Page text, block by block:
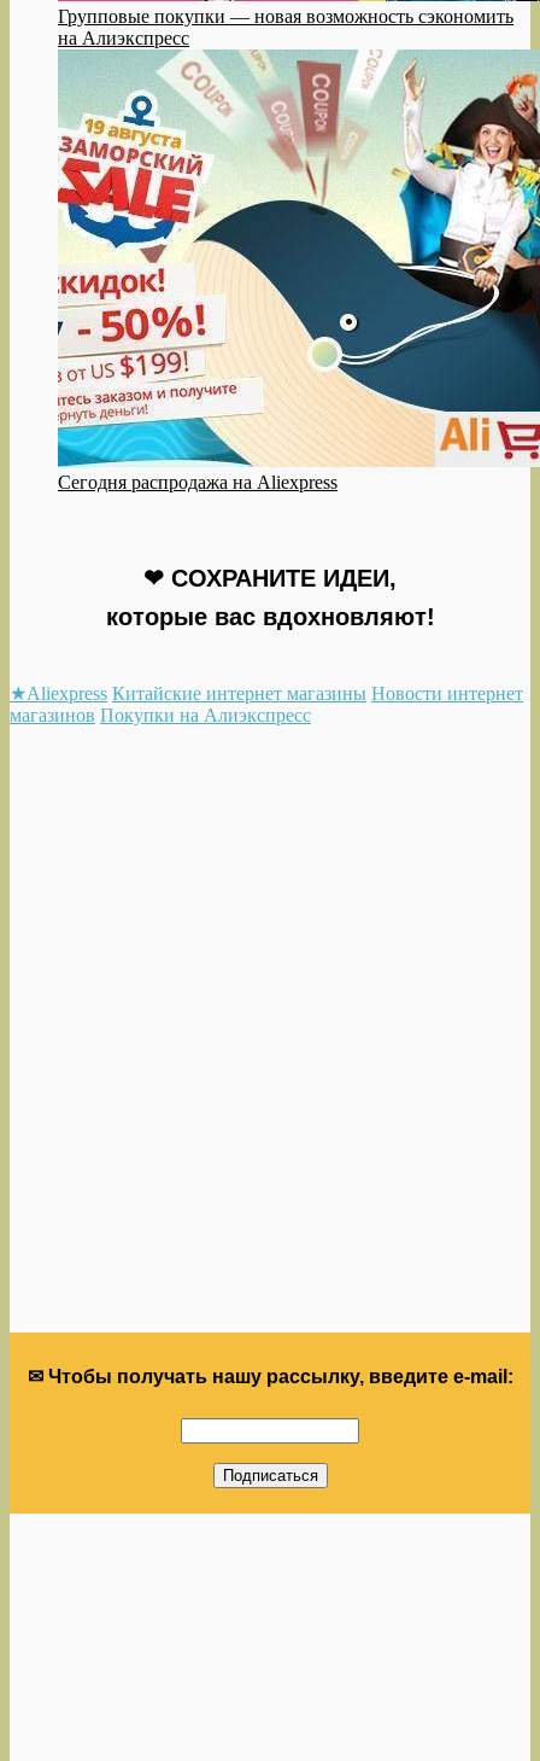
Групповые покупки — новая возможность сэкономить
на Алиэкспресс
Сегодня распродажа на Aliexpress
❤ СОХРАНИТЕ ИДЕИ,
которые вас вдохновляют!
★Aliexpress Китайские интернет магазины Новости интернет
магазинов Покупки на Алиэкспресс
✉ Чтобы получать нашу рассылку, введите e-mail: